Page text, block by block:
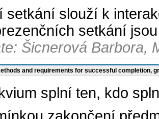
setkání slouží k
setkání
Šicnerová Barbora,
and requirements for successful completion,
splní ten, kdo